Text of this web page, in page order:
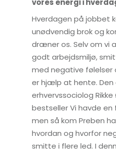
vores energi i
Hverdagen på jobbet
unødvendig brok og
dræner os. Selv om vi
godt arbejdsmiljø,
med negative følelser
er hjælp at hente. Den
erhvervssociolog
bestseller Vi havde
men så kom Preben
hvordan og hvorfor
smitte i flere led. I